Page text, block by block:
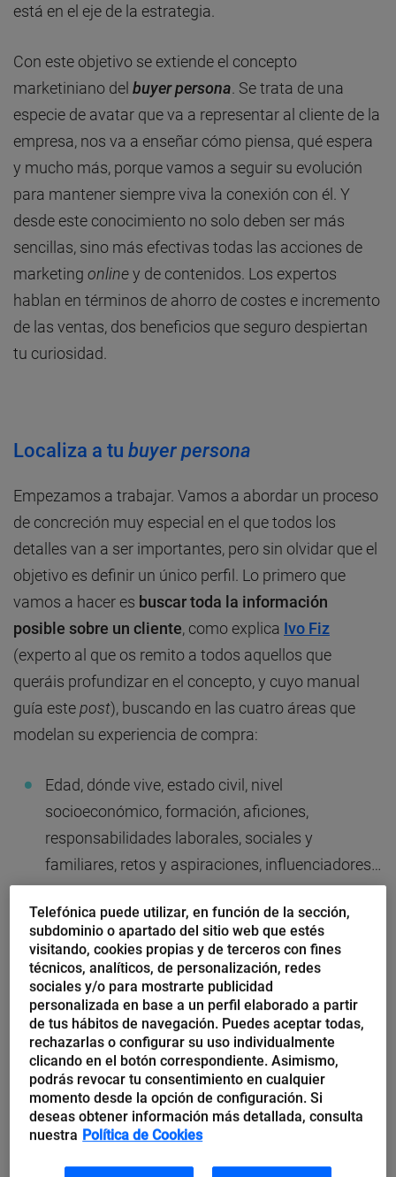
está en el eje de la estrategia.
Con este objetivo se extiende el concepto
marketiniano del buyer persona . Se trata de una
especie de avatar que va a representar al cliente de la
empresa, nos va a enseñar cómo piensa, qué espera
y mucho más, porque vamos a seguir su evolución
para mantener siempre viva la conexión con él. Y
desde este conocimiento no solo deben ser más
sencillas, sino más efectivas todas las acciones de
marketing onliney de contenidos. Los expertos
hablan en términos de ahorro de costes e incremento
de las ventas, dos beneficios que seguro despiertan
tu curiosidad.
Localiza a tu buyer persona
Empezamos a trabajar. Vamos a abordar un proceso
de concreción muy especial en el que todos los
detalles van a ser importantes, pero sin olvidar que el
objetivo es definir un único perfil. Lo primero que
vamos a hacer es buscar toda la información
posible sobre un cliente, como explica Ivo Fiz
(experto al que os remito a todos aquellos que
queráis profundizar en el concepto, y cuyo manual
guía estepost), buscando en las cuatro áreas que
modelan su experiencia de compra:
Edad, dónde vive, estado civil, nivel
socioeconómico, formación, aficiones,
responsabilidades laborales, sociales y
familiares, retos y aspiraciones, influenciadores…
negocio, fuentes de información que utiliza (qué
lee, escucha y ve para solucionar sus problemas
tanto en busca de información como de ocio).
Persuasión:
Problemas y necesidades: ¿qué busca?
Barreras para hacer uso del producto o
servicio, productos sustitutorios y
experiencias previas negativas y positivas.
Competencia, prestando interés a las
Telefónica puede utilizar, en función de la sección,
subdominio o apartado del sitio web que estés
visitando, cookies propias y de terceros con fines
técnicos, analíticos, de personalización, redes
sociales y/o para mostrarte publicidad
personalizada en base a un perfil elaborado a partir
de tus hábitos de navegación. Puedes aceptar todas,
rechazarlas o configurar su uso individualmente
clicando en el botón correspondiente. Asimismo,
podrás revocar tu consentimiento en cualquier
momento desde la opción de configuración. Si
deseas obtener información más detallada, consulta
nuestra Política de Cookies